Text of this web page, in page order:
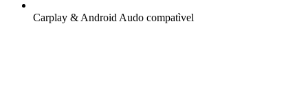
Carplay & Android Audo compatìvel